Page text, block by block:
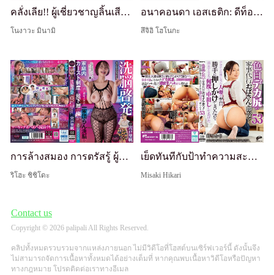
คลั่งเลีย!! ผู้เชี่ยวชาญลิ้นเสียว - สาวไซด์ไลน์ OL เลียทั่วร่างด้วยลิ้นงู - Nogi Jun'ai
โนงาวะ มินามิ
อนาคอนดา เอสเธติก: ดีท็อกซ์อัณฑะด้วยการรักษาลิ้นงูเหนียวเหนอะเพื่อปล่อยความปรารถนา - ระเบิดถังน้ำอสุจิ เอสเธติกผู้ชาย โฮโนกะ สึจิอิ
สึจิอิ โฮโนกะ
การล้างสมอง การตรัสรู้ ผู้ทำลายจิตใจ: ในฐานะผู้ต่ำที่สุดในระบบวรรณะครอบครัว ฉันได้ดำเนินการล้างสมองครอบครัวด้วยแว่นตาลึกลับ... ฮิเมโด ริฮาคุ
ริโฮะ ชิชิโดะ
เย็ดทันทีกับป้าทำความสะอาดผิวขาวก้นใหญ่! เมียติดควยใหญ่บุกมาหาโดยไม่ได้รับเชิญวันรุ่งขึ้น ฉันเลยแตกในเธอหลายรอบจนพอใจ 53 ฮิคาริ มิเนะ
Misaki Hikari
Contact us
Copyright © 2026 palipali All Rights Reserved.
คลิปทั้งหมดรวบรวมจากแหล่งภายนอก ไม่มีวิดีโอที่โฮสต์บนเซิร์ฟเวอร์นี้ ดังนั้นจึง
ไม่สามารถจัดการเนื้อหาทั้งหมดได้อย่างเต็มที่ หากคุณพบเนื้อหาวิดีโอหรือปัญหา
ทางกฎหมาย โปรดติดต่อเราทางอีเมล